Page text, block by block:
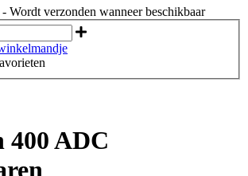
Wordt verzonden wanneer beschikbaar
400 ADC